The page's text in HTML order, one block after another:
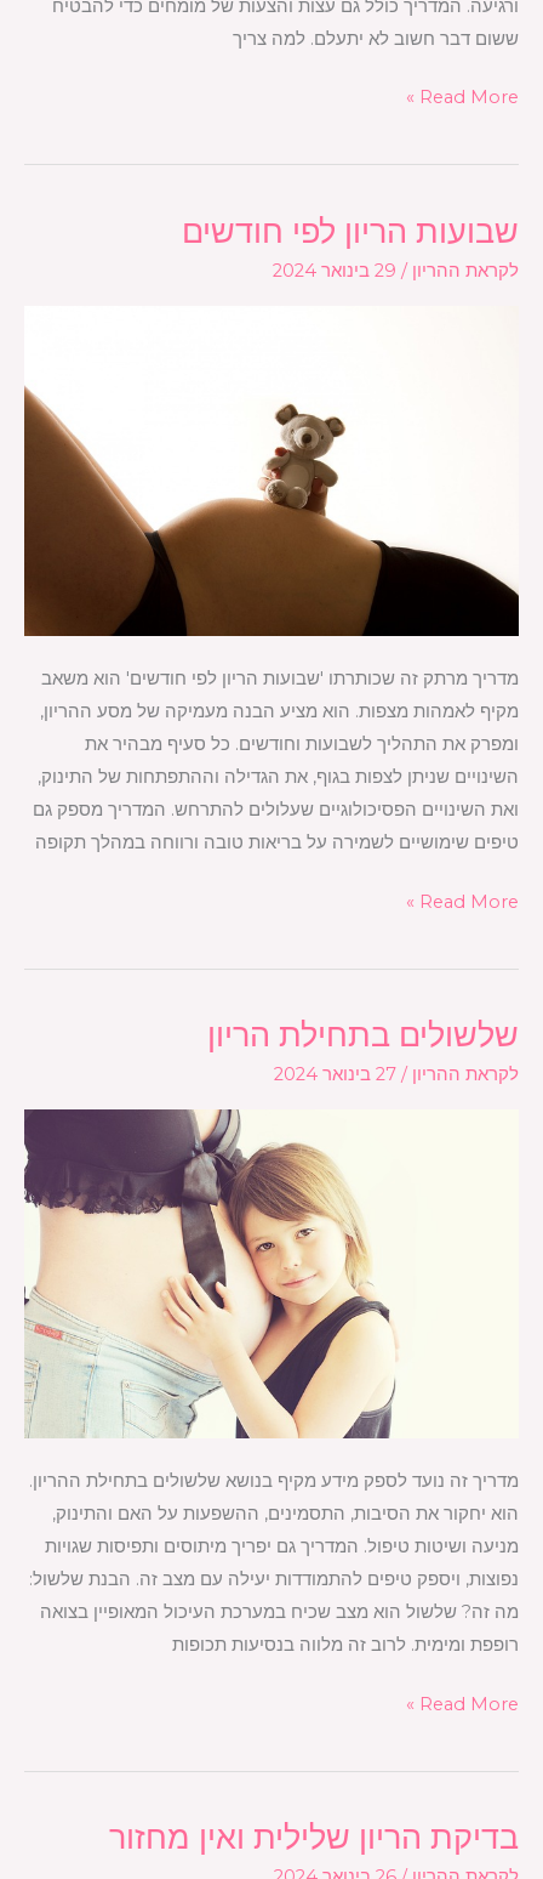
ורגיעה. המדריך כולל גם עצות והצעות של מומחים כדי להבטיח
ששום דבר חשוב לא יתעלם. למה צריך
Read More »
שבועות הריון לפי חודשים
לקראת ההריון / 29 בינואר 2024
מדריך מרתק זה שכותרתו 'שבועות הריון לפי חודשים' הוא משאב
מקיף לאמהות מצפות. הוא מציע הבנה מעמיקה של מסע ההריון,
ומפרק את התהליך לשבועות וחודשים. כל סעיף מבהיר את
השינויים שניתן לצפות בגוף, את הגדילה וההתפתחות של התינוק,
ואת השינויים הפסיכולוגיים שעלולים להתרחש. המדריך מספק גם
טיפים שימושיים לשמירה על בריאות טובה ורווחה במהלך תקופה
שבועות
הריון
Read More »
שלשולים בתחילת הריון
לקראת ההריון / 27 בינואר 2024
מדריך זה נועד לספק מידע מקיף בנושא שלשולים בתחילת ההריון.
הוא יחקור את הסיבות, התסמינים, ההשפעות על האם והתינוק,
מניעה ושיטות טיפול. המדריך גם יפריך מיתוסים ותפיסות שגויות
נפוצות, ויספק טיפים להתמודדות יעילה עם מצב זה. הבנת שלשול:
מה זה? שלשול הוא מצב שכיח במערכת העיכול המאופיין בצואה
רופפת ומימית. לרוב זה מלווה בנסיעות תכופות
שלשולים
בתחילת
Read More »
בדיקת הריון שלילית ואין מחזור
בדיקת
הריון